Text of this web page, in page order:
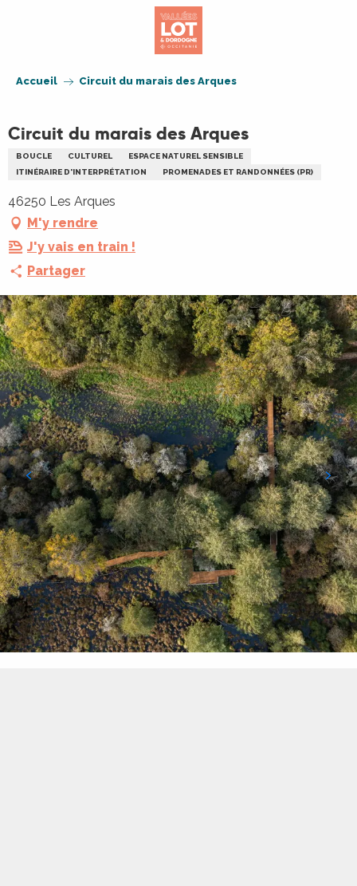
Accueil Circuit du marais des Arques
Circuit du marais des Arques
BOUCLE CULTUREL
ESPACE NATUREL SENSIBLE
ITINÉRAIRE D'INTERPRÉTATION
PROMENADES ET RANDONNÉES (PR)
46250 Les Arques
M'y rendre
J'y vais en train !
Partager